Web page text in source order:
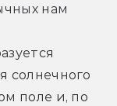
нам
солнечного
поле и, по